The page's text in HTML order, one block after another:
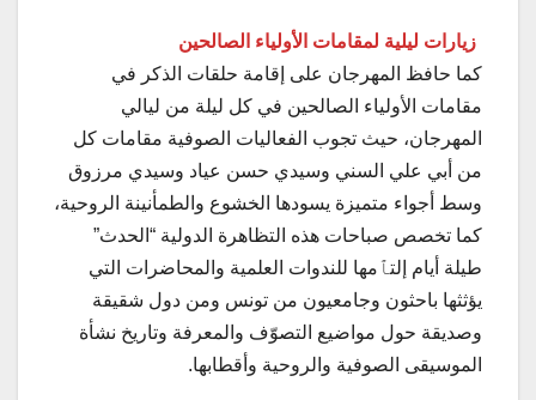
زيارات ليلية لمقامات الأولياء الصالحين
كما حافظ المهرجان على إقامة حلقات الذكر في
مقامات الأولياء الصالحين في كل ليلة من ليالي
المهرجان، حيث تجوب الفعاليات الصوفية مقامات كل
من أبي علي السني وسيدي حسن عياد وسيدي مرزوق
وسط أجواء متميزة يسودها الخشوع والطمأنينة الروحية،
كما تخصص صباحات هذه التظاهرة الدولية “الحدث”
طيلة أيام إلتٱمها للندوات العلمية والمحاضرات التي
يؤثثها باحثون وجامعيون من تونس ومن دول شقيقة
وصديقة حول مواضيع التصوّف والمعرفة وتاريخ نشأة
الموسيقى الصوفية والروحية وأقطابها.